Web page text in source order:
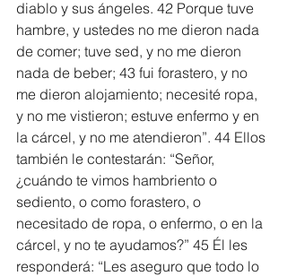
diablo y sus ángeles. 42 Porque tuve
hambre, y ustedes no me dieron nada
de comer; tuve sed, y no me dieron
nada de beber; 43 fui forastero, y no
me dieron alojamiento; necesité ropa,
y no me vistieron; estuve enfermo y en
la cárcel, y no me atendieron”. 44 Ellos
también le contestarán: “Señor,
¿cuándo te vimos hambriento o
sediento, o como forastero, o
necesitado de ropa, o enfermo, o en la
cárcel, y no te ayudamos?” 45 Él les
responderá: “Les aseguro que todo lo